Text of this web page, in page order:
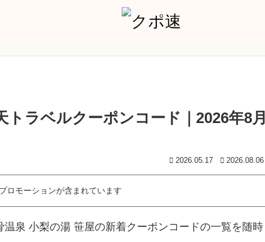
トラベルクーポンコード｜2026年8月
2026.05.17 2026.08.06
ロモーションが含まれています
泉 小梨の湯 笹屋の新着クーポンコードの一覧を随時